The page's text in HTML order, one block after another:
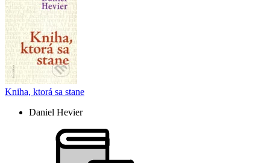
Kniha, ktorá sa stane
Daniel Hevier